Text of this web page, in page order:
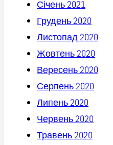
Січень 2021
Грудень 2020
Листопад 2020
Жовтень 2020
Вересень 2020
Серпень 2020
Липень 2020
Червень 2020
Травень 2020